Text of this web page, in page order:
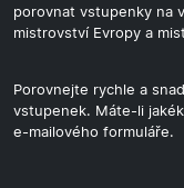
porovnat vstupenky na
mistrovství Evropy a
Porovnejte rychle a
vstupenek. Máte-li
e-mailového formuláře.